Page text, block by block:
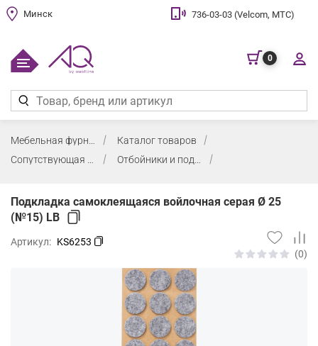
Минск 736-03-03 (Velcom, МТС)
0
Каталог товаров
Сопутствующая мебельная фурнитура
Отбойники и подкладки войлочные
Подкладка самоклеящаяся войлочная серая Ø 25
(№15) LB
Артикул: KS6253
(0)